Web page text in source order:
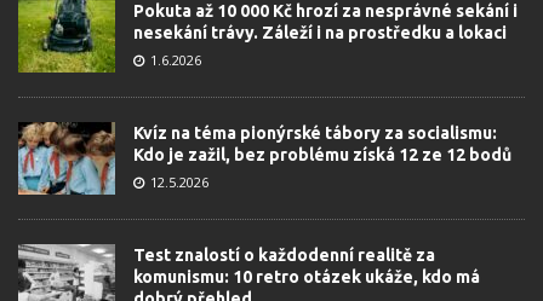
Pokuta až 10 000 Kč hrozí za nesprávné sekání i
nesekání trávy. Záleží i na prostředku a lokaci
1.6.2026
Kvíz na téma pionýrské tábory za socialismu:
Kdo je zažil, bez problému získá 12 ze 12 bodů
12.5.2026
Test znalostí o každodenní realitě za
komunismu: 10 retro otázek ukáže, kdo má